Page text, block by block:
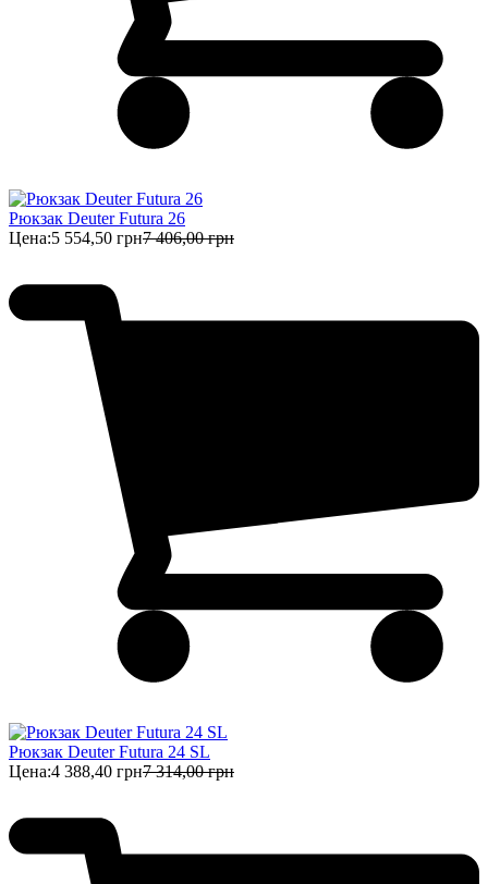
Рюкзак Deuter Futura 26
Цена:5 554,50 грн7 406,00 грн
Рюкзак Deuter Futura 24 SL
Цена:4 388,40 грн7 314,00 грн